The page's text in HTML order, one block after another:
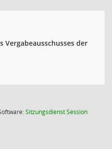
der
SitzungsdienstSession(Wird in